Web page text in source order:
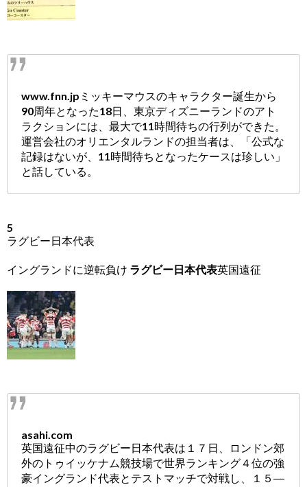
www.fnn.jpミッキーマウスのキャラクター誕生から
90周年となった18日、東京ディズニーランドのアト
ラクションには、最大で11時間待ちの行列ができた。
運営会社のオリエンタルランドの担当者は、「公式な
記録はないが、11時間待ちとなったケースは珍しい」
と話している。
5
ラグビー日本代表
イングランドに逆転負け ラグビー日本代表英国遠征
asahi.com
英国遠征中のラグビー日本代表は１７日、ロンドン郊
外のトゥイッケナム競技場で世界ランキング４位の強
豪イングランド代表とテストマッチで対戦し、１５―